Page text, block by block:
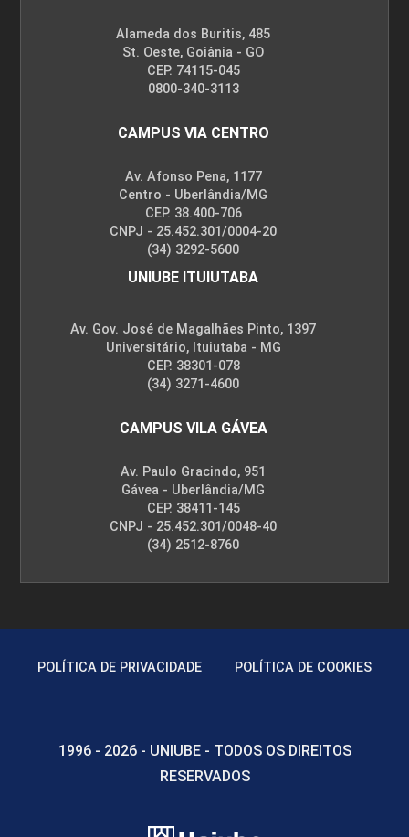
Alameda dos Buritis, 485
St. Oeste, Goiânia - GO
CEP. 74115-045
0800-340-3113
CAMPUS VIA CENTRO
Av. Afonso Pena, 1177
Centro - Uberlândia/MG
CEP. 38.400-706
CNPJ - 25.452.301/0004-20
(34) 3292-5600
UNIUBE ITUIUTABA
Av. Gov. José de Magalhães Pinto, 1397
Universitário, Ituiutaba - MG
CEP. 38301-078
(34) 3271-4600
CAMPUS VILA GÁVEA
Av. Paulo Gracindo, 951
Gávea - Uberlândia/MG
CEP. 38411-145
CNPJ - 25.452.301/0048-40
(34) 2512-8760
POLÍTICA DE PRIVACIDADE POLÍTICA DE COOKIES
1996 - 2026 - UNIUBE - TODOS OS DIREITOS
RESERVADOS